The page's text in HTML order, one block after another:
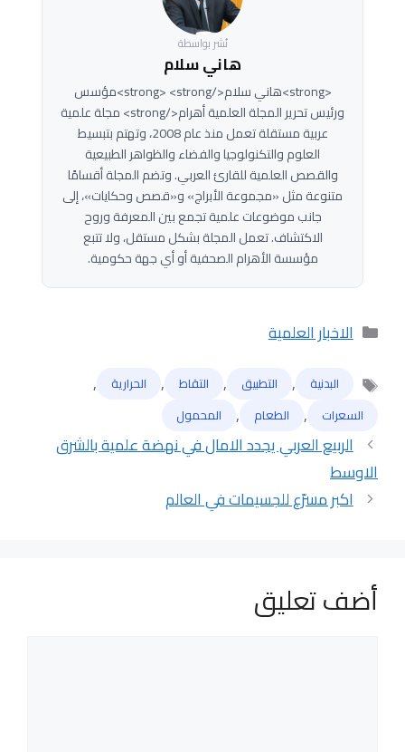
نُشر بواسطة
هاني سلام
<strong>هاني سلام</strong> <strong>مؤسس
ورئيس تحرير المجلة العلمية أهرام</strong> مجلة علمية
عربية مستقلة تعمل منذ عام 2008، وتهتم بتبسيط
العلوم والتكنولوجيا والفضاء والظواهر الطبيعية
والقصص العلمية للقارئ العربي. وتضم المجلة أقسامًا
متنوعة مثل «مجموعة الأبراج» و«قصص وحكايات»، إلى
جانب موضوعات علمية تجمع بين المعرفة وروح
الاكتشاف. تعمل المجلة بشكل مستقل، ولا تتبع
مؤسسة الأهرام الصحفية أو أي جهة حكومية.
التصنيفات
الاخبار العلمية
الوسوم
البدنية , التطبيق , التقاط , الحرارية ,
السعرات , الطعام , المحمول
الربيع العربي يجدد الامال في نهضة علمية بالشرق
الاوسط
اكبر مسرّع للجسيمات في العالم
أضف تعليق